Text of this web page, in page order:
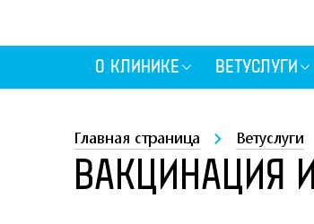
О КЛИНИКЕ ВЕТУСЛУГИ
Главная страница Ветуслуги
ВАКЦИНАЦИЯ